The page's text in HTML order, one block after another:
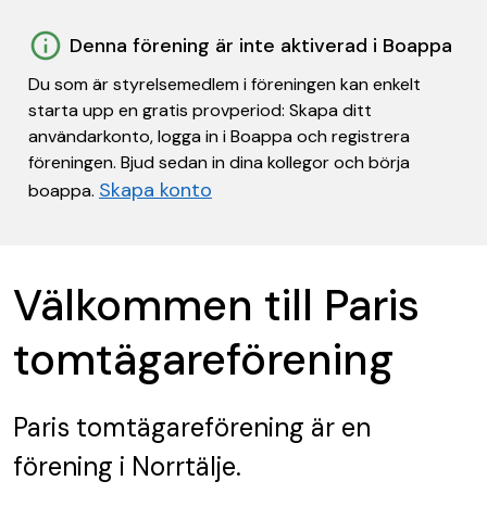
Denna förening är inte aktiverad i Boappa
Du som är styrelsemedlem i föreningen kan enkelt
starta upp en gratis provperiod: Skapa ditt
användarkonto, logga in i Boappa och registrera
föreningen. Bjud sedan in dina kollegor och börja
boappa. Skapa konto
Välkommen till Paris
tomtägareförening
Paris tomtägareförening är en
förening i Norrtälje.